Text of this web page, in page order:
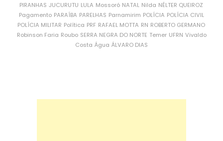
PIRANHAS JUCURUTU LULA Mossoró NATAL Nilda NÉLTER QUEIROZ
Pagamento PARAÍBA PARELHAS Parnamirim POLÍCIA POLÍCIA CIVIL
POLÍCIA MILITAR Política PRF RAFAEL MOTTA RN ROBERTO GERMANO
Robinson Faria Roubo SERRA NEGRA DO NORTE Temer UFRN Vivaldo
Costa Água ÁLVARO DIAS